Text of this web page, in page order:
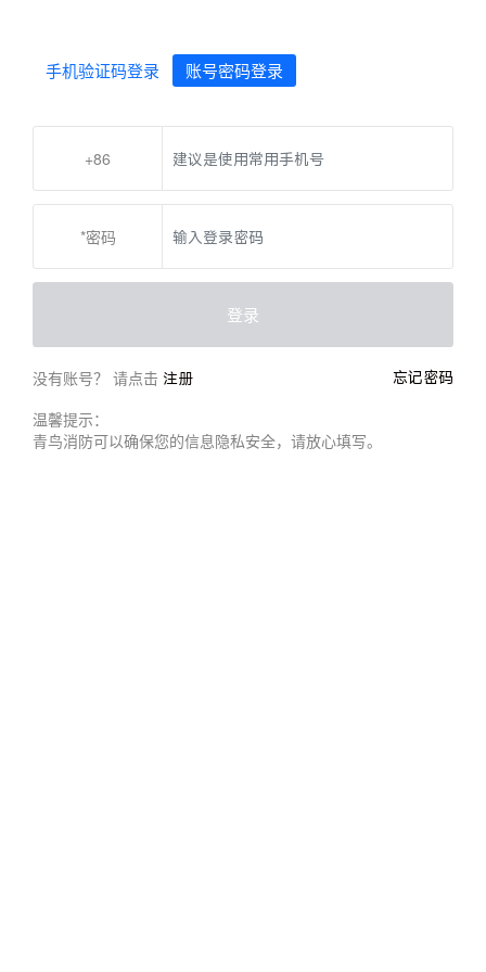
手机验证码登录 账号密码登录
+86
*密码
登录
忘记密码
没有账号？ 请点击 注册
温馨提示：
青鸟消防可以确保您的信息隐私安全，请放心填写。